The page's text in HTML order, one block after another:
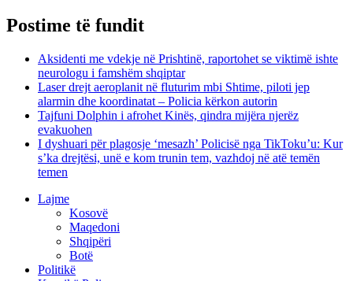
Postime të fundit
Aksidenti me vdekje në Prishtinë, raportohet se viktimë ishte
neurologu i famshëm shqiptar
Laser drejt aeroplanit në fluturim mbi Shtime, piloti jep
alarmin dhe koordinatat – Policia kërkon autorin
Tajfuni Dolphin i afrohet Kinës, qindra mijëra njerëz
evakuohen
I dyshuari për plagosje ‘mesazh’ Policisë nga TikToku’u: Kur
s’ka drejtësi, unë e kom trunin tem, vazhdoj në atë temën
temen
Lajme
Kosovë
Maqedoni
Shqipëri
Botë
Politikë